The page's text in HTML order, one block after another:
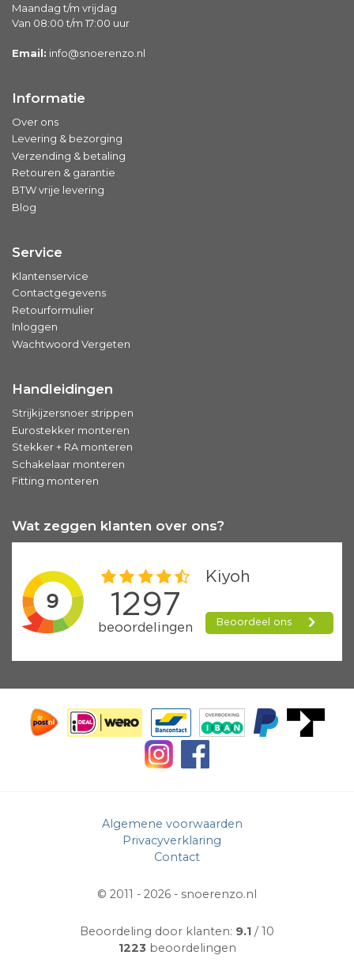
Maandag t/m vrijdag
Van 08:00 t/m 17:00 uur
Email: info@snoerenzo.nl
Informatie
Over ons
Levering & bezorging
Verzending & betaling
Retouren & garantie
BTW vrije levering
Blog
Service
Klantenservice
Contactgegevens
Retourformulier
Inloggen
Wachtwoord Vergeten
Handleidingen
Strijkijzersnoer strippen
Eurostekker monteren
Stekker + RA monteren
Schakelaar monteren
Fitting monteren
Wat zeggen klanten over ons?
Algemene voorwaarden
Privacyverklaring
Contact
© 2011 - 2026 - snoerenzo.nl
Beoordeling door klanten: 9.1 / 10
1223beoordelingen